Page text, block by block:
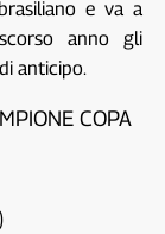
e va a
anno gli
anticipo.
COPA